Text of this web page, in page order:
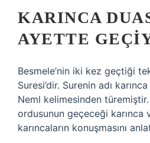
KARINCA
AYETTE
Besmele’nin iki kez geçtiği
Suresi’dir. Surenin adı
Neml kelimesinden türemiştir.
ordusunun geçeceği karınca
karıncaların konuşmasını